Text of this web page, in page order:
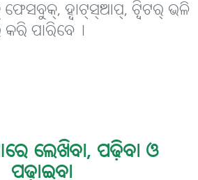
ହ୍ବାଟ୍‌ସ୍‌ଆପ୍, ଟ୍ବିଟର୍ ଭଳି
କରି ପାରିବେ୤
ଲେଖିବା, ପଢ଼ିବା ଓ
ପଢ଼ାଇବା